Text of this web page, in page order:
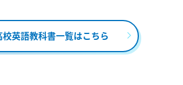
校英語教科書一覧はこちら